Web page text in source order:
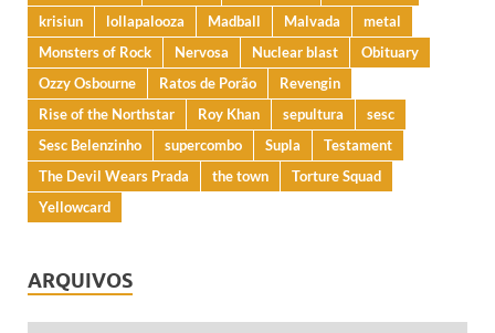
krisiun
lollapalooza Madball Malvada
metal
Monsters of Rock
Nervosa Nuclear blast
Obituary
Ozzy Osbourne
Ratos de Porão
Revengin
Rise of the Northstar
Roy Khan sepultura
sesc
Sesc Belenzinho
supercombo Supla
Testament
The Devil Wears Prada
the town
Torture Squad
Yellowcard
ARQUIVOS